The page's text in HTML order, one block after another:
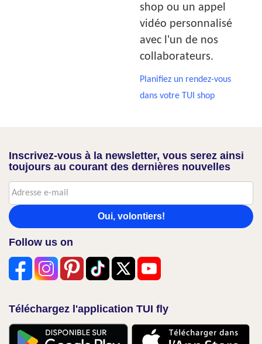
shop ou un appel
vidéo personnalisé
avec l'un de nos
collaborateurs.
Planifiez un rendez-vous
dans votre TUI shop
Inscrivez-vous à la newsletter, vous serez ainsi
toujours au courant des dernières nouvelles
Oui, volontiers!
Follow us on
Téléchargez l'application TUI fly